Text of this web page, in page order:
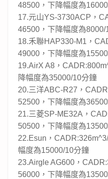
48500，下降幅度為
17.元山YS-3730ACP，
46500，下降幅度為8000/
18.禾聯HAP330-M1，
49000，下降幅度為
19.AirX A8，
降幅度為35000/10分鐘
20.三洋ABC-R27，
52500，下降幅度為
21.三菱SP-ME32A，
50500，下降幅度為
22.Esun，
幅度為15000/10分鐘
23.Airgle AG600，
56000，下降幅度為